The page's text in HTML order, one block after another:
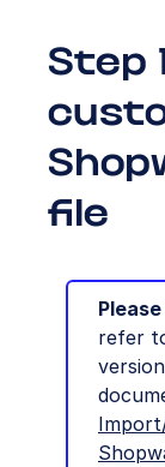
Step
file
refer